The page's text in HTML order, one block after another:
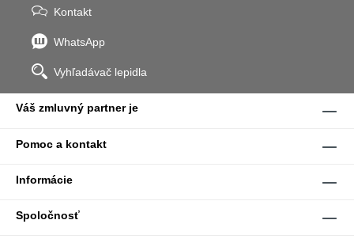
Kontakt
WhatsApp
Vyhľadávač lepidla
Váš zmluvný partner je
Pomoc a kontakt
Informácie
Spoločnosť